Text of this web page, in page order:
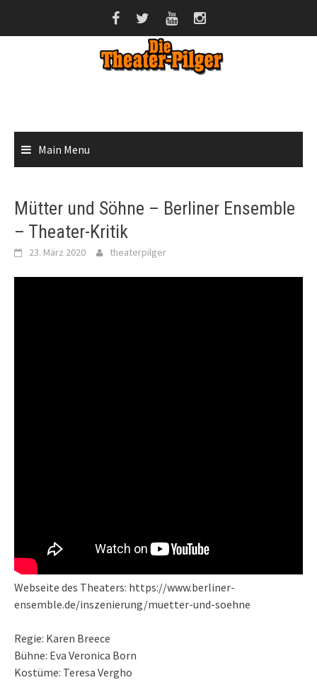
Main Menu
Mütter und Söhne – Berliner Ensemble
– Theater-Kritik
23. März 2020 theaterpilger
Webseite des Theaters: https://www.berliner-
ensemble.de/inszenierung/muetter-und-soehne
Regie: Karen Breece
Bühne: Eva Veronica Born
Kostüme: Teresa Vergho